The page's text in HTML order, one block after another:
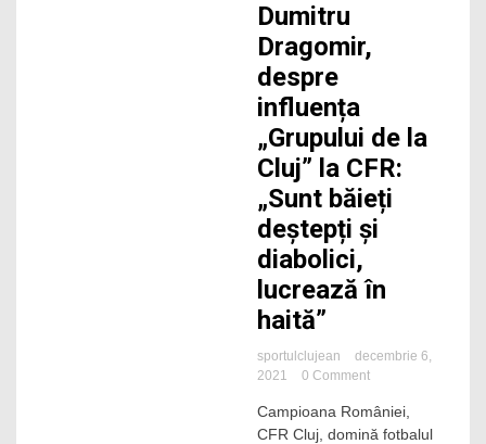
Dumitru
Dragomir,
despre
influența
„Grupului de la
Cluj” la CFR:
„Sunt băieți
deștepți și
diabolici,
lucrează în
haită”
sportulclujean
decembrie 6,
2021
0 Commenton
Dragomir,
despre
Campioana României,
CFR Cluj, domină fotbalul